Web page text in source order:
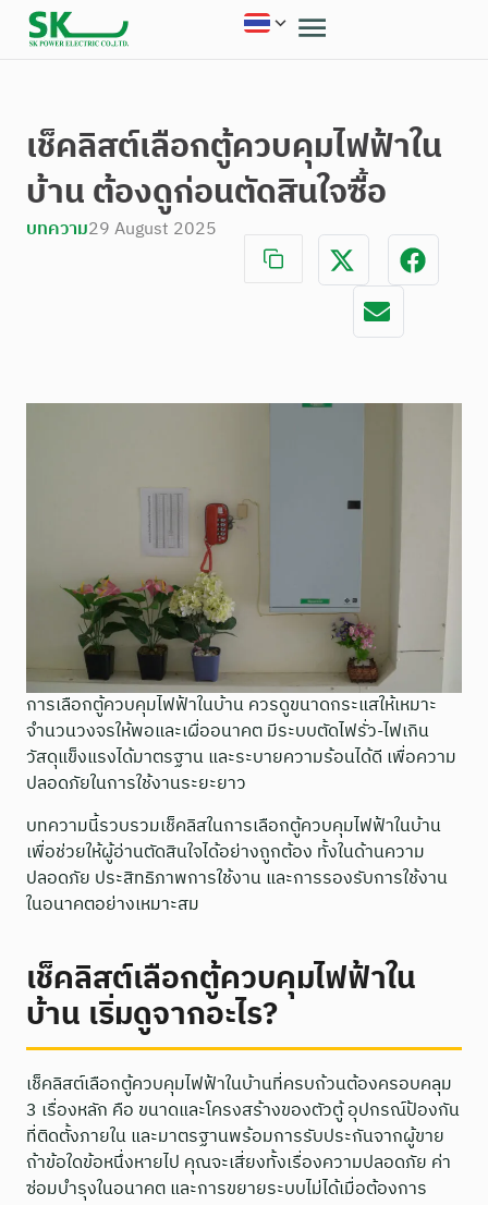
เช็คลิสต์เลือกตู้ควบคุมไฟฟ้าใน
บ้าน ต้องดูก่อนตัดสินใจซื้อ
บทความ29 August 2025
การเลือกตู้ควบคุมไฟฟ้าในบ้าน ควรดูขนาดกระแสให้เหมาะ
จำนวนวงจรให้พอและเผื่ออนาคต มีระบบตัดไฟรั่ว-ไฟเกิน
วัสดุแข็งแรงได้มาตรฐาน และระบายความร้อนได้ดี เพื่อความ
ปลอดภัยในการใช้งานระยะยาว
บทความนี้รวบรวมเช็คลิสในการเลือกตู้ควบคุมไฟฟ้าในบ้าน
เพื่อช่วยให้ผู้อ่านตัดสินใจได้อย่างถูกต้อง ทั้งในด้านความ
ปลอดภัย ประสิทธิภาพการใช้งาน และการรองรับการใช้งาน
ในอนาคตอย่างเหมาะสม
เช็คลิสต์เลือกตู้ควบคุมไฟฟ้าใน
บ้าน เริ่มดูจากอะไร?
เช็คลิสต์เลือกตู้ควบคุมไฟฟ้าในบ้านที่ครบถ้วนต้องครอบคลุม
3 เรื่องหลัก คือ ขนาดและโครงสร้างของตัวตู้ อุปกรณ์ป้องกัน
ที่ติดตั้งภายใน และมาตรฐานพร้อมการรับประกันจากผู้ขาย
ถ้าข้อใดข้อหนึ่งหายไป คุณจะเสี่ยงทั้งเรื่องความปลอดภัย ค่า
ซ่อมบำรุงในอนาคต และการขยายระบบไม่ได้เมื่อต้องการ